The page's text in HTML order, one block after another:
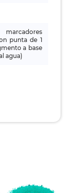
punta de 1
a base
agua)